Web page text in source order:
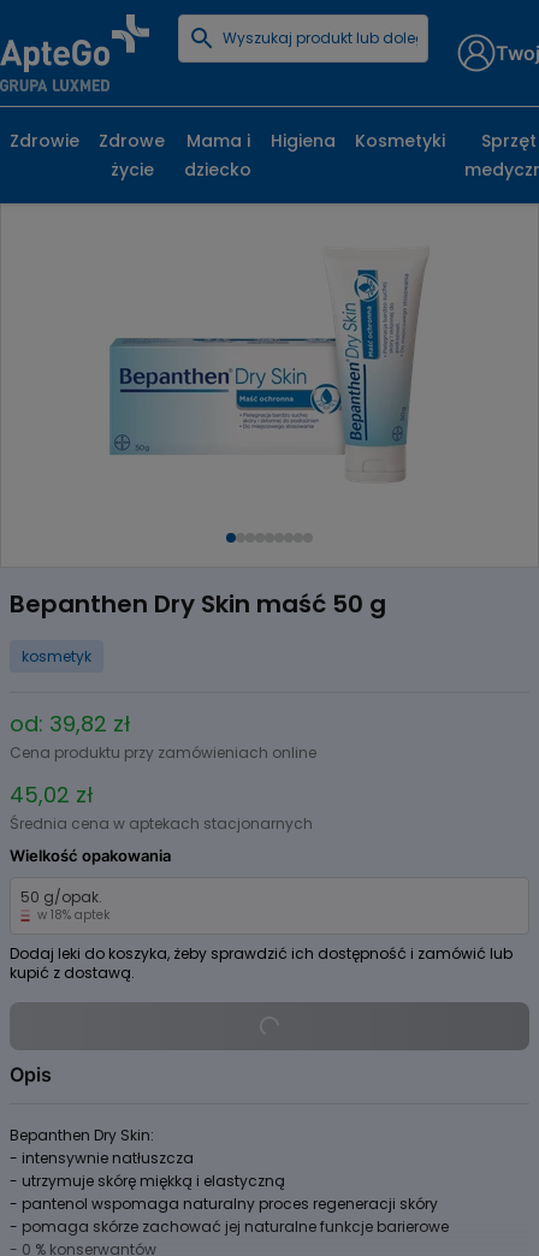
Strona główna
1
of
Bepanthen Dry Skin maść 50 g
kosmetyk
od: 39,82 zł
Cena produktu przy zamówieniach online
45,02 zł
Średnia cena w aptekach stacjonarnych
Wielkość opakowania
50 g/opak.
w 18% aptek
Dodaj leki do koszyka, żeby sprawdzić ich dostępność i zamówić lub
kupić z dostawą.
Opis
Bepanthen Dry Skin:
- intensywnie natłuszcza
- utrzymuje skórę miękką i elastyczną
- pantenol wspomaga naturalny proces regeneracji skóry
- pomaga skórze zachować jej naturalne funkcje barierowe
- 0 % konserwantów
Zdrowie
Zdrowe
życie
Mama i
dziecko
Higiena Kosmetyki
Sprzęt